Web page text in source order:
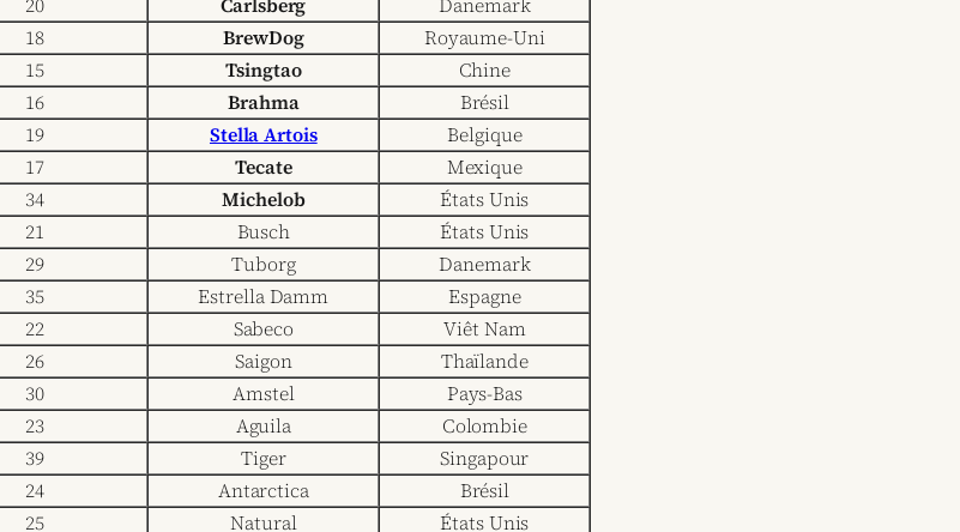
18 BrewDog
Royaume-Uni
15 Tsingtao
Chine
16 Brahma
Brésil
19 Stella Artois
Belgique
17 Tecate
Mexique
34 Michelob
États Unis
21 Busch
États Unis
29 Tuborg
Danemark
35 Estrella Damm
Espagne
22 Sabeco
Viêt Nam
26 Saigon
Thaïlande
30 Amstel
Pays-Bas
23 Aguila
Colombie
39 Tiger
Singapour
24 Antarctica
Brésil
25 Natural
États Unis